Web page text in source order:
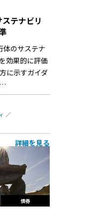
テナビリ
体のサステナ
効果的に評価
に示すガイダ
詳細を見る
債券